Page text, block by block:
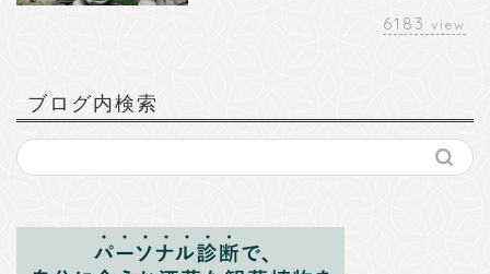
6183 view
ブログ内検索